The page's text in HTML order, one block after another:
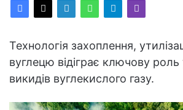
Технологія захоплення,
вуглецю відіграє ключову роль
викидів вуглекислого газу.